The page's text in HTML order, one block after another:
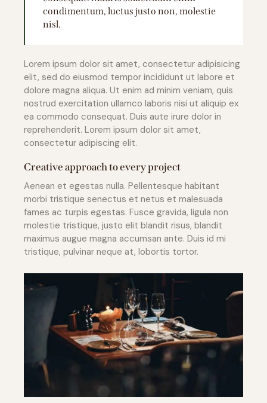
condimentum, luctus justo non, molestie
nisl.
Lorem ipsum dolor sit amet, consectetur adipisicing
elit, sed do eiusmod tempor incididunt ut labore et
dolore magna aliqua. Ut enim ad minim veniam, quis
nostrud exercitation ullamco laboris nisi ut aliquip ex
ea commodo consequat. Duis aute irure dolor in
reprehenderit. Lorem ipsum dolor sit amet,
consectetur adipiscing elit.
Creative approach to every project
Aenean et egestas nulla. Pellentesque habitant
morbi tristique senectus et netus et malesuada
fames ac turpis egestas. Fusce gravida, ligula non
molestie tristique, justo elit blandit risus, blandit
maximus augue magna accumsan ante. Duis id mi
tristique, pulvinar neque at, lobortis tortor.